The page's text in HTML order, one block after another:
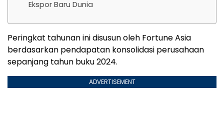
Ekspor Baru Dunia
Peringkat tahunan ini disusun oleh Fortune Asia
berdasarkan pendapatan konsolidasi perusahaan
sepanjang tahun buku 2024.
ADVERTISEMENT